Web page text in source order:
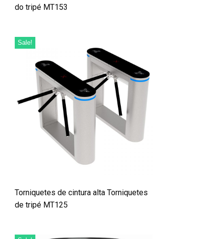
do tripé MT153
Sale!
Torniquetes de cintura alta Torniquetes
de tripé MT125